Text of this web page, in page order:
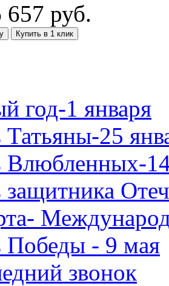
657 руб.
Купить в 1 клик
год-1 января
25
Влюбленных-
Победы - 9 мая
звонок